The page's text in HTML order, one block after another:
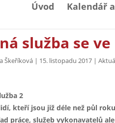
Úvod Kalendář
služba se
Škeříková | 15. listopadu 2017 |
kteří jsou již déle než půl
práce, služeb vykonavatelů